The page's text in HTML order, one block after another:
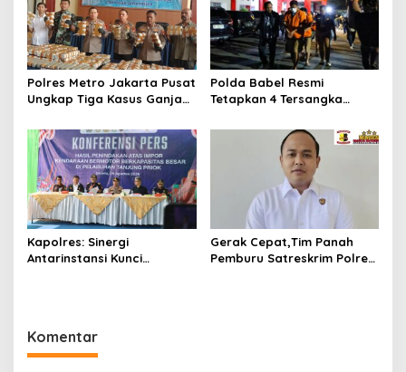
Polres Metro Jakarta Pusat
Ungkap Tiga Kasus Ganja
Jiwa dari Bahaya
Narkotika
Polda Babel Resmi
Tetapkan 4 Tersangka
Pasir Timah Ilegal Di
Kapolres: Sinergi
Antarinstansi Kunci
Harley-Davidson Bekas.
Gerak Cepat,Tim Panah
Pemburu Satreskrim Polres
Komentar